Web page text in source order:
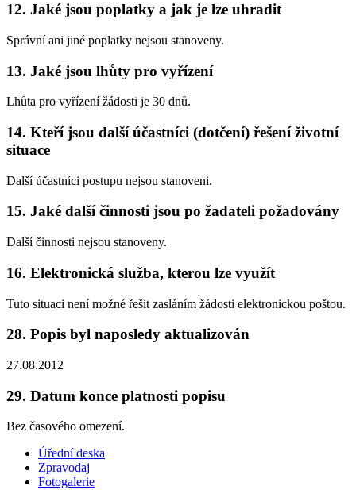
12. Jaké jsou poplatky a jak je lze uhradit
Správní ani jiné poplatky nejsou stanoveny.
13. Jaké jsou lhůty pro vyřízení
Lhůta pro vyřízení žádosti je 30 dnů.
14. Kteří jsou další účastníci (dotčení) řešení životní
situace
Další účastníci postupu nejsou stanoveni.
15. Jaké další činnosti jsou po žadateli požadovány
Další činnosti nejsou stanoveny.
16. Elektronická služba, kterou lze využít
Tuto situaci není možné řešit zasláním žádosti elektronickou poštou.
28. Popis byl naposledy aktualizován
27.08.2012
29. Datum konce platnosti popisu
Bez časového omezení.
Úřední deska
Zpravodaj
Fotogalerie